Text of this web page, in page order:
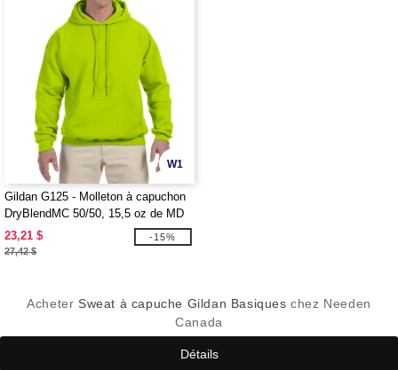
W1
Gildan G125 - Molleton à capuchon
DryBlendMC 50/50, 15,5 oz de MD
(12500)
23,21 $
27,42 $
-15%
Acheter Sweat à capuche Gildan Basiques chez Needen
Canada
Détails